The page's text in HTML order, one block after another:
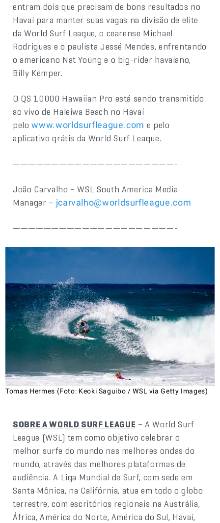
entram dois que precisam de bons resultados no
Havaí para manter suas vagas na divisão de elite
da World Surf League, o cearense Michael
Rodrigues e o paulista Jessé Mendes, enfrentando
o americano Nat Young e o big-rider havaiano,
Billy Kemper.
O QS 10000 Hawaiian Pro está sendo transmitido
ao vivo de Haleiwa Beach no Havaí
pelowww.worldsurfleague.com e pelo
aplicativo grátis da World Surf League.
—————————————————————-
João Carvalho – WSL South America Media
Manager – jcarvalho@worldsurfleague.com
—————————————————————-
Tomas Hermes (Foto: Keoki Saguibo / WSL via Getty Images)
SOBRE A WORLD SURF LEAGUE – A World Surf
League (WSL) tem como objetivo celebrar o
melhor surfe do mundo nas melhores ondas do
mundo, através das melhores plataformas de
audiência. A Liga Mundial de Surf, com sede em
Santa Mônica, na Califórnia, atua em todo o globo
terrestre, com escritórios regionais na Austrália,
África, América do Norte, América do Sul, Havaí,